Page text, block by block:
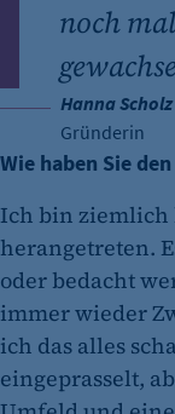
noch
Hanna Scholz
Gründerin
Wie haben Sie
Ich bin ziemlich
herangetreten.
oder bedacht
immer wieder
ich das alles
eingeprasselt,